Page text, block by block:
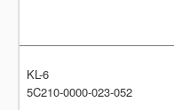
KL-6
5C210-0000-023-052
KL-6
5C210-0000-023-052